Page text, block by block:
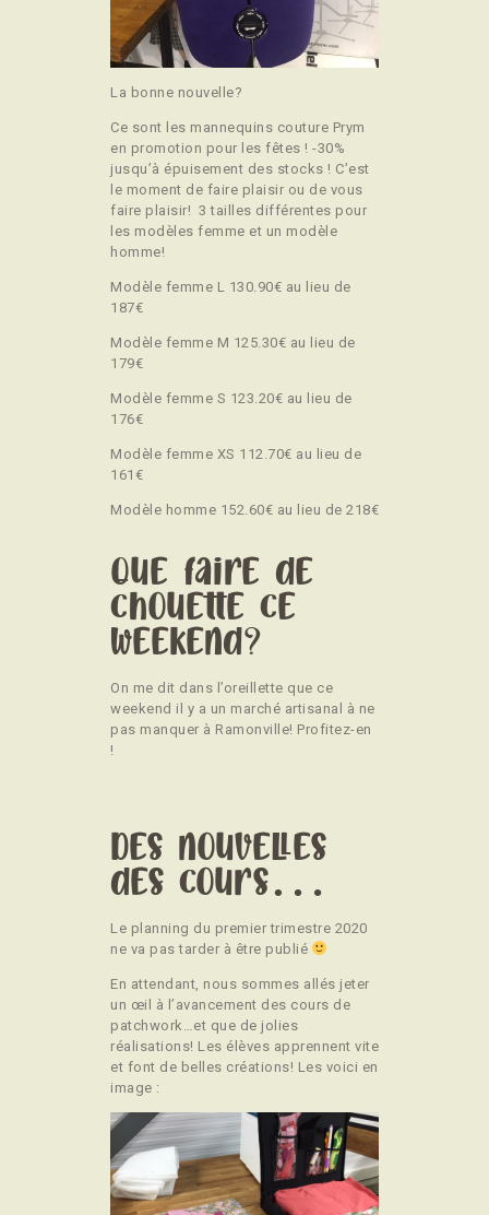
La bonne nouvelle?
Ce sont les mannequins couture Prym
en promotion pour les fêtes ! -30%
jusqu’à épuisement des stocks ! C’est
le moment de faire plaisir ou de vous
faire plaisir! 3 tailles différentes pour
les modèles femme et un modèle
homme!
Modèle femme L 130.90€ au lieu de
187€
Modèle femme M 125.30€ au lieu de
179€
Modèle femme S 123.20€ au lieu de
176€
Modèle femme XS 112.70€ au lieu de
161€
Modèle homme 152.60€ au lieu de 218€
Que faire de
chouette ce
weekend?
On me dit dans l’oreillette que ce
weekend il y a un marché artisanal à ne
pas manquer à Ramonville! Profitez-en
!
Des nouvelles
des cours…
Le planning du premier trimestre 2020
ne va pas tarder à être publié
En attendant, nous sommes allés jeter
un œil à l’avancement des cours de
patchwork…et que de jolies
réalisations! Les élèves apprennent vite
et font de belles créations! Les voici en
image :